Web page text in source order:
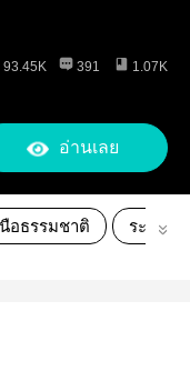
93.45K 391 1.07K
อ่านเลย
อธรรมชาติ ระทึกข